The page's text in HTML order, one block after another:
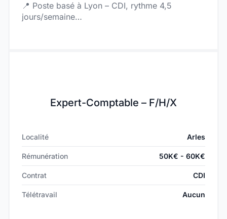
📍 Poste basé à Lyon – CDI, rythme 4,5
jours/semaine
Expert-Comptable – F/H/X
Localité Arles
Rémunération 50K€ - 60K€
Contrat CDI
Télétravail Aucun